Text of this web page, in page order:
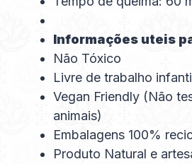
Informações uteis
Não Tóxico
Livre de trabalho
Vegan Friendly (Não
animais)
Embalagens 100%
Produto Natural e